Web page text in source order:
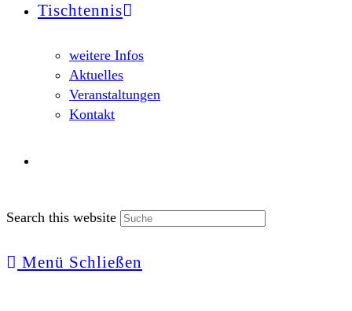
Tischtennis
weitere Infos
Aktuelles
Veranstaltungen
Kontakt
Search this website
Menü Schließen